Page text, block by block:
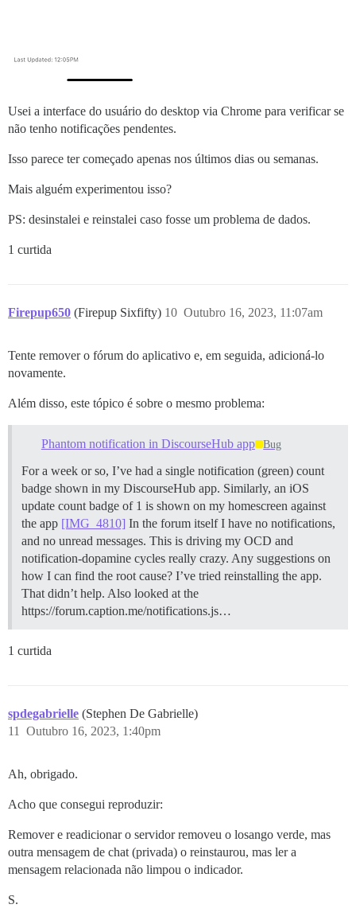
Usei a interface do usuário do desktop via Chrome para verificar se
não tenho notificações pendentes.
Isso parece ter começado apenas nos últimos dias ou semanas.
Mais alguém experimentou isso?
PS: desinstalei e reinstalei caso fosse um problema de dados.
1 curtida
Firepup650 (Firepup Sixfifty) Outubro 16, 2023, 11:07am
10
Tente remover o fórum do aplicativo e, em seguida, adicioná-lo
novamente.
Além disso, este tópico é sobre o mesmo problema:
Phantom notification in DiscourseHub app Bug
For a week or so, I’ve had a single notification (green) count
badge shown in my DiscourseHub app. Similarly, an iOS
update count badge of 1 is shown on my homescreen against
the app [IMG_4810] In the forum itself I have no notifications,
and no unread messages. This is driving my OCD and
notification-dopamine cycles really crazy. Any suggestions on
how I can find the root cause? I’ve tried reinstalling the app.
That didn’t help. Also looked at the
https://forum.caption.me/notifications.js…
1 curtida
spdegabrielle (Stephen De Gabrielle)
Outubro 16, 2023, 1:40pm
11
Ah, obrigado.
Acho que consegui reproduzir:
Remover e readicionar o servidor removeu o losango verde, mas
outra mensagem de chat (privada) o reinstaurou, mas ler a
mensagem relacionada não limpou o indicador.
S.